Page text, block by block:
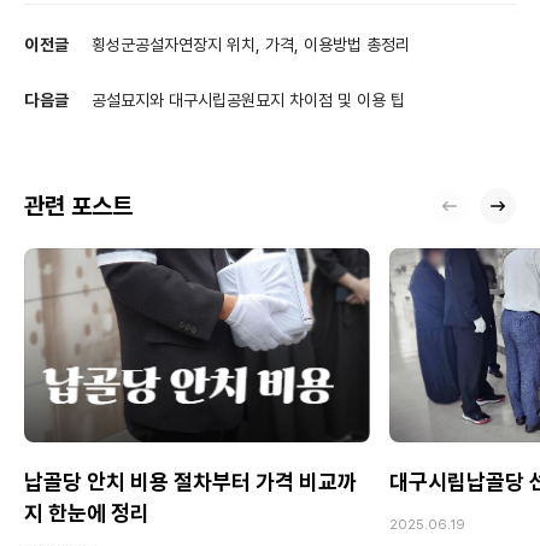
이전글 횡성군공설자연장지 위치, 가격, 이용방법 총정리
다음글 공설묘지와 대구시립공원묘지 차이점 및 이용 팁
관련 포스트
납골당 안치 비용 절차부터 가격 비교까
지 한눈에 정리
대구시립납골당
2025.06.19